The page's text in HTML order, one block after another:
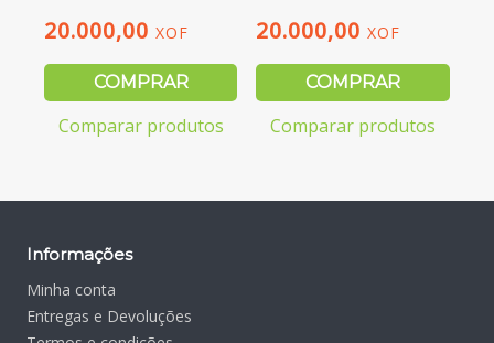
20.000,00 XOF
COMPRAR
Comparar produtos
20.000,00XOF
COMPRAR
Comparar produtos
Informações
Minha conta
Entregas e Devoluções